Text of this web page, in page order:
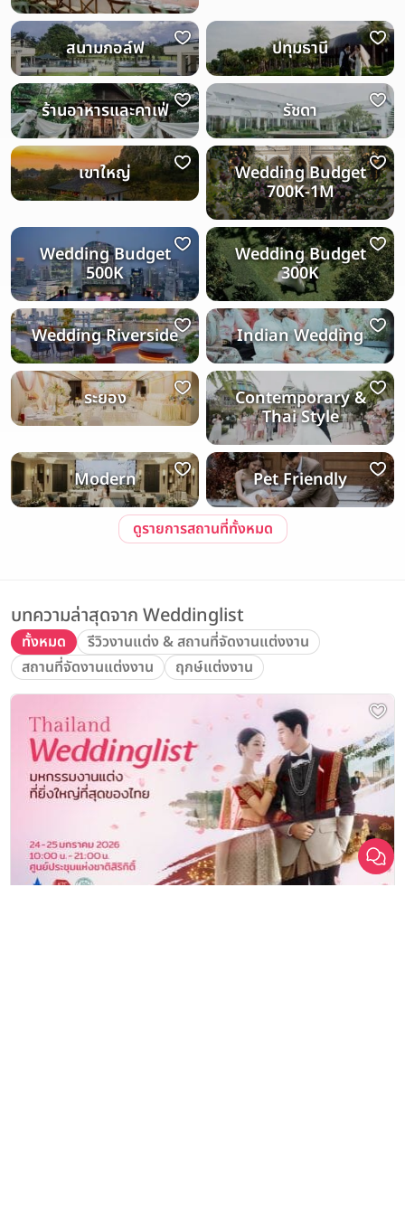
สนามกอล์ฟ ปทุมธานี
ร้านอาหารและคาเฟ่ รัชดา
เขาใหญ่ Wedding Budget
700K-1M
Wedding Budget
500K
Wedding Budget
300K
Wedding Riverside Indian Wedding
ระยอง Contemporary &
Thai Style
Modern Pet Friendly
ดูรายการสถานที่ทั้งหมด
บทความล่าสุดจาก Weddinglist
ทั้งหมด
รีวิวงานแต่ง & สถานที่จัดงานแต่งงาน
สถานที่จัดงานแต่งงาน
ฤกษ์แต่งงาน
รายการ
เปรียบเทียบ